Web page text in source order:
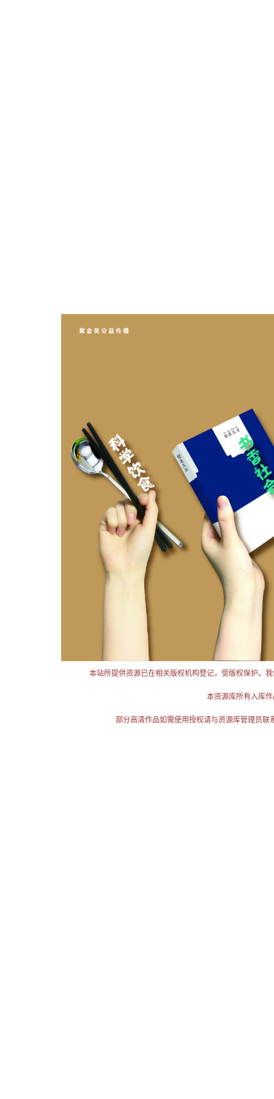
本站所提供资源已在相关版权机构登记，受版权保护。
本资源库所有入库
部分高清作品如需使用授权请与资源库管理员联